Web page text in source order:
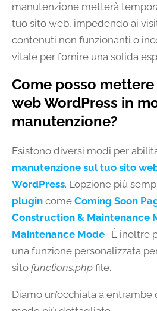
manutenzione metterà
tuo sito web, impedendo ai
contenuti non funzionanti o
vitale per fornire una solida
Come posso
web WordPress in
manutenzione?
Esistono diversi modi per
manutenzione sul tuo sito
WordPress. L’opzione più
plugin come Coming Soon
Construction & Maintenance
Maintenance Mode . È inoltre
una funzione personalizzata
sito functions.php file.
Diamo un’occhiata a